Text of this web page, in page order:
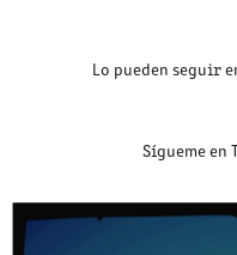
Lo pueden seguir
Sígueme en